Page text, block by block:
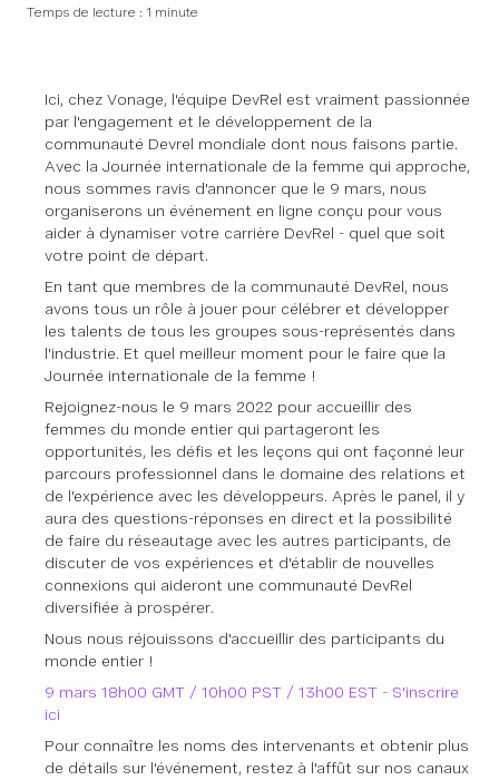
Temps de lecture : 1 minute
Ici, chez Vonage, l'équipe DevRel est vraiment passionnée
par l'engagement et le développement de la
communauté Devrel mondiale dont nous faisons partie.
Avec la Journée internationale de la femme qui approche,
nous sommes ravis d'annoncer que le 9 mars, nous
organiserons un événement en ligne conçu pour vous
aider à dynamiser votre carrière DevRel - quel que soit
votre point de départ.
En tant que membres de la communauté DevRel, nous
avons tous un rôle à jouer pour célébrer et développer
les talents de tous les groupes sous-représentés dans
l'industrie. Et quel meilleur moment pour le faire que la
Journée internationale de la femme !
Rejoignez-nous le 9 mars 2022 pour accueillir des
femmes du monde entier qui partageront les
opportunités, les défis et les leçons qui ont façonné leur
parcours professionnel dans le domaine des relations et
de l'expérience avec les développeurs. Après le panel, il y
aura des questions-réponses en direct et la possibilité
de faire du réseautage avec les autres participants, de
discuter de vos expériences et d'établir de nouvelles
connexions qui aideront une communauté DevRel
diversifiée à prospérer.
Nous nous réjouissons d'accueillir des participants du
monde entier !
9 mars 18h00 GMT / 10h00 PST / 13h00 EST - S'inscrire
ici
Pour connaître les noms des intervenants et obtenir plus
de détails sur l'événement, restez à l'affût sur nos canaux